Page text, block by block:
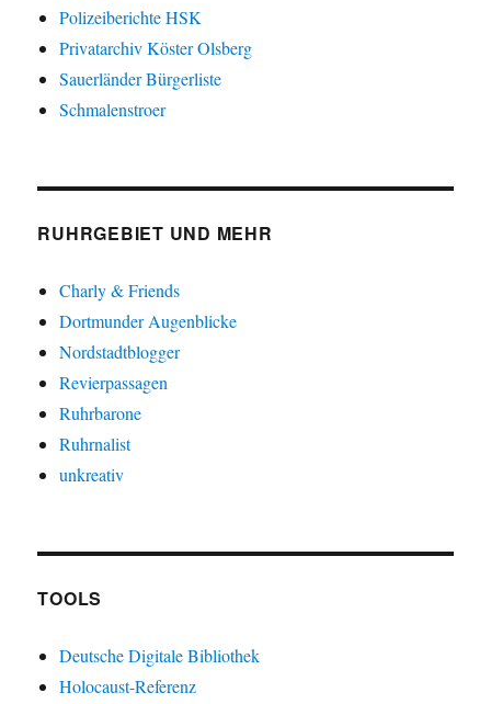
Polizeiberichte HSK
Privatarchiv Köster Olsberg
Sauerländer Bürgerliste
Schmalenstroer
RUHRGEBIET UND MEHR
Charly & Friends
Dortmunder Augenblicke
Nordstadtblogger
Revierpassagen
Ruhrbarone
Ruhrnalist
unkreativ
TOOLS
Deutsche Digitale Bibliothek
Holocaust-Referenz